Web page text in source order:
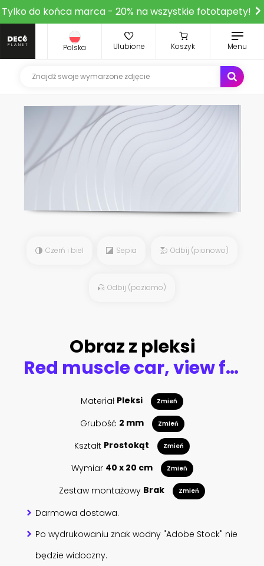
Tylko do końca marca - 20% na wszystkie fototapety!
Polska Ulubione Koszyk Menu
Czerń i biel Sepia Odbij (pionowo)
Odbij (poziomo)
Obraz z pleksi
Red muscle car, view from side, in vector.
Materiał Pleksi Zmień
Grubość 2 mm Zmień
Kształt Prostokąt Zmień
Wymiar 40 x 20 cm Zmień
Zestaw montażowy Brak Zmień
Darmowa dostawa.
Po wydrukowaniu znak wodny "Adobe Stock" nie
będzie widoczny.